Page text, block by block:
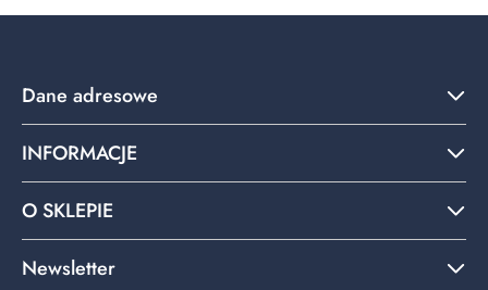
Dane adresowe
INFORMACJE
O SKLEPIE
Newsletter